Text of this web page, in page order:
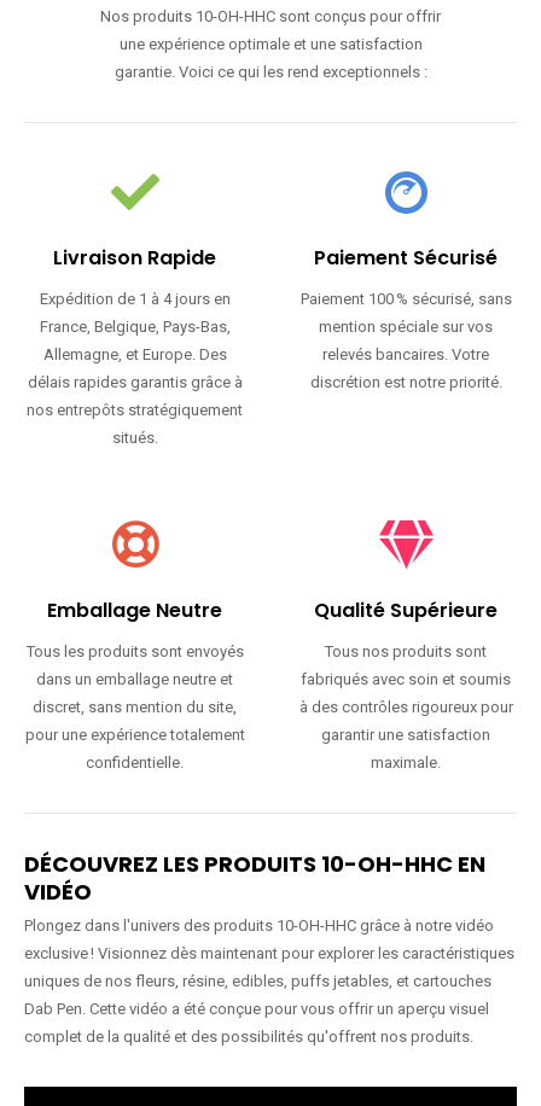
Nos produits 10-OH-HHC sont conçus pour offrir
une expérience optimale et une satisfaction
garantie. Voici ce qui les rend exceptionnels :
Livraison Rapide
Expédition de 1 à 4 jours en
France, Belgique, Pays-Bas,
Allemagne, et Europe. Des
délais rapides garantis grâce à
nos entrepôts stratégiquement
situés.
Paiement Sécurisé
Paiement 100 % sécurisé, sans
mention spéciale sur vos
relevés bancaires. Votre
discrétion est notre priorité.
Emballage Neutre
Tous les produits sont envoyés
dans un emballage neutre et
discret, sans mention du site,
pour une expérience totalement
confidentielle.
Qualité Supérieure
Tous nos produits sont
fabriqués avec soin et soumis
à des contrôles rigoureux pour
garantir une satisfaction
maximale.
DÉCOUVREZ LES PRODUITS 10-OH-HHC EN
VIDÉO
Plongez dans l'univers des produits 10-OH-HHC grâce à notre vidéo
exclusive ! Visionnez dès maintenant pour explorer les caractéristiques
uniques de nos fleurs, résine, edibles, puffs jetables, et cartouches
Dab Pen. Cette vidéo a été conçue pour vous offrir un aperçu visuel
complet de la qualité et des possibilités qu'offrent nos produits.